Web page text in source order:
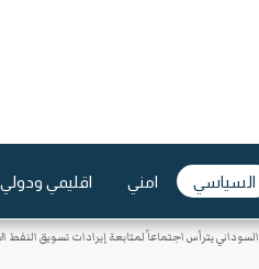
السياسي امني اقليمي ودولي
السوداني يترأس اجتماعاً لمتابعة إيرادات تسويق النفط